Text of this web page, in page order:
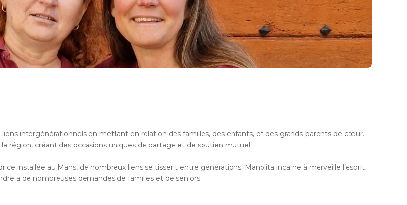
intergénérationnels en mettant en relation des familles, des enfants, et des grands-parents de cœur.
région, créant des occasions uniques de partage et de soutien mutuel.
installée au Mans, de nombreux liens se tissent entre générations. Manolita incarne à merveille l’esprit
à de nombreuses demandes de familles et de seniors.